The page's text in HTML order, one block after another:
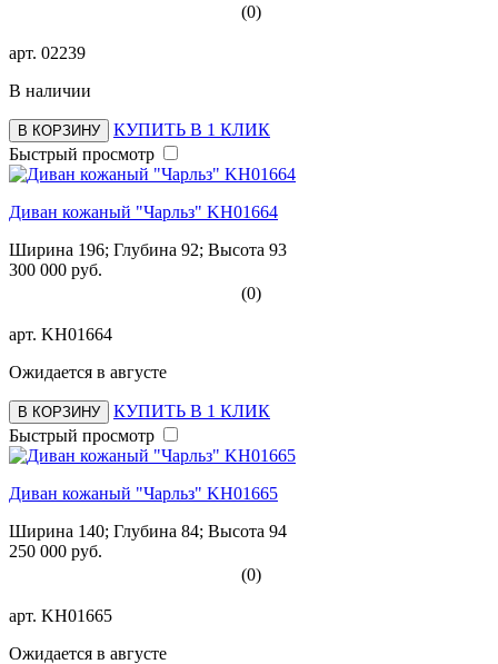
(0)
арт. 02239
В наличии
В КОРЗИНУ
КУПИТЬ В 1 КЛИК
Быстрый просмотр
Диван кожаный "Чарльз" KH01664
Ширина 196; Глубина 92; Высота 93
300 000 руб.
(0)
арт. KH01664
Ожидается в августе
В КОРЗИНУ
КУПИТЬ В 1 КЛИК
Быстрый просмотр
Диван кожаный "Чарльз" KH01665
Ширина 140; Глубина 84; Высота 94
250 000 руб.
(0)
арт. KH01665
Ожидается в августе